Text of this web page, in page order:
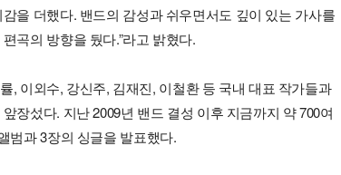
을 더했다. 밴드의 감성과 쉬우면서도 깊이 있는 가사를
곡의 방향을 뒀다.”라고 밝혔다.
, 이외수, 강신주, 김재진, 이철환 등 국내 대표 작가들과
장섰다. 지난 2009년 밴드 결성 이후 지금까지 약 700여
범과 3장의 싱글을 발표했다.